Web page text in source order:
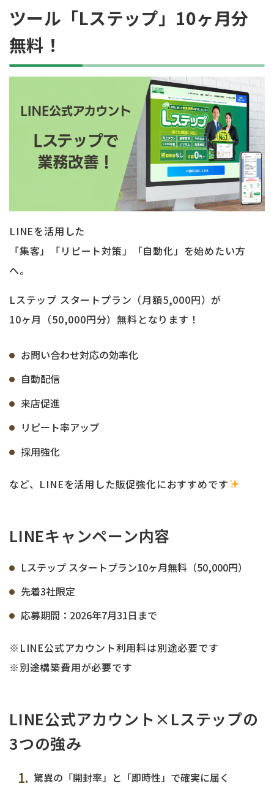
ツール「Lステップ」10ヶ月分
無料！
LINEを活用した
「集客」「リピート対策」「自動化」を始めたい方
へ。
Lステップ スタートプラン（月額5,000円）が
10ヶ月（50,000円分）無料となります！
お問い合わせ対応の効率化
自動配信
来店促進
リピート率アップ
採用強化
など、LINEを活用した販促強化におすすめです
LINEキャンペーン内容
Lステップ スタートプラン10ヶ月無料（50,000円）
先着3社限定
応募期間：2026年7月31日まで
※LINE公式アカウント利用料は別途必要です
※別途構築費用が必要です
LINE公式アカウント×Lステップの
3つの強み
驚異の「開封率」と「即時性」で確実に届く